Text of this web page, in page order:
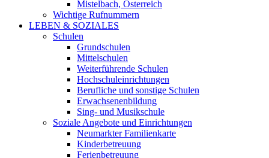
Mistelbach, Österreich
Wichtige Rufnummern
LEBEN & SOZIALES
Schulen
Grundschulen
Mittelschulen
Weiterführende Schulen
Hochschuleinrichtungen
Berufliche und sonstige Schulen
Erwachsenenbildung
Sing- und Musikschule
Soziale Angebote und Einrichtungen
Neumarkter Familienkarte
Kinderbetreuung
Ferienbetreuung